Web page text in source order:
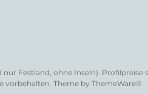
Festland, ohne Inseln). Profilpreise
vorbehalten. Theme by ThemeWare®